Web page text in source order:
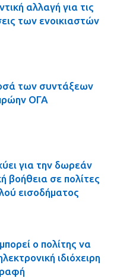
αλλαγή για τις
των ενοικιαστών
των συντάξεων
ΟΓΑ
για την δωρεάν
βοήθεια σε πολίτες
εισοδήματος
ο πολίτης να
ιδιόχειρη